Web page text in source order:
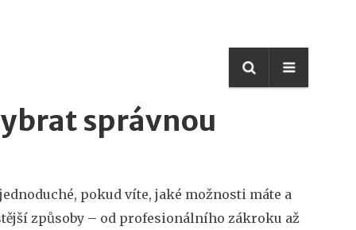
správnou
pokud víte, jaké možnosti máte a
způsoby – od profesionálního zákroku až